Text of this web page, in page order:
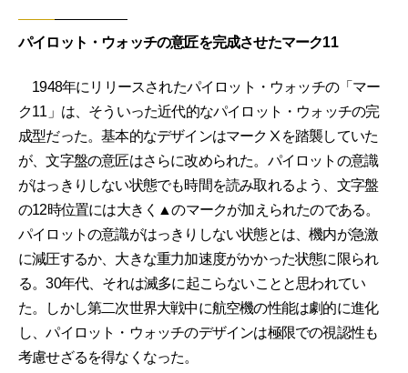
パイロット・ウォッチの意匠を完成させたマーク11
1948年にリリースされたパイロット・ウォッチの「マー
ク11」は、そういった近代的なパイロット・ウォッチの完
成型だった。基本的なデザインはマークⅩを踏襲していた
が、文字盤の意匠はさらに改められた。パイロットの意識
がはっきりしない状態でも時間を読み取れるよう、文字盤
の12時位置には大きく▲のマークが加えられたのである。
パイロットの意識がはっきりしない状態とは、機内が急激
に減圧するか、大きな重力加速度がかかった状態に限られ
る。30年代、それは滅多に起こらないことと思われてい
た。しかし第二次世界大戦中に航空機の性能は劇的に進化
し、パイロット・ウォッチのデザインは極限での視認性も
考慮せざるを得なくなった。